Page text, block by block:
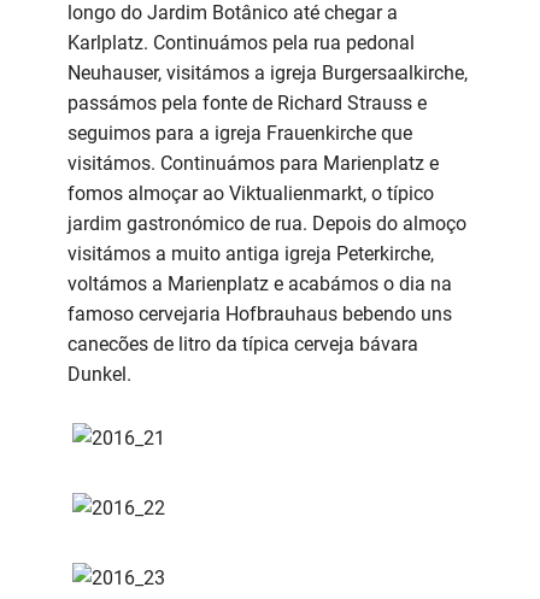
longo do Jardim Botânico até chegar a
Karlplatz. Continuámos pela rua pedonal
Neuhauser, visitámos a igreja Burgersaalkirche,
passámos pela fonte de Richard Strauss e
seguimos para a igreja Frauenkirche que
visitámos. Continuámos para Marienplatz e
fomos almoçar ao Viktualienmarkt, o típico
jardim gastronómico de rua. Depois do almoço
visitámos a muito antiga igreja Peterkirche,
voltámos a Marienplatz e acabámos o dia na
famoso cervejaria Hofbrauhaus bebendo uns
canecões de litro da típica cerveja bávara
Dunkel.